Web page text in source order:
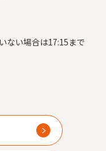
ない場合は17:15まで